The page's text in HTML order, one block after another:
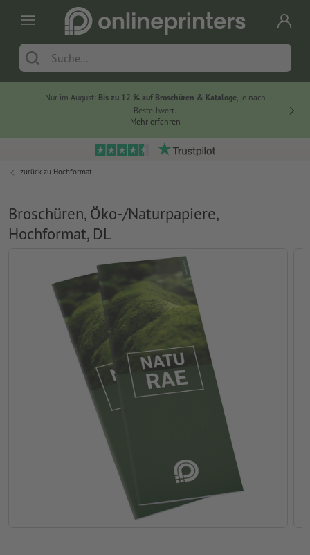
Nur im August: Bis zu 12 % auf Broschüren & Kataloge, je nach
Bestellwert.
Mehr erfahren
zurück zu Hochformat
Broschüren, Öko-/Naturpapiere,
Hochformat, DL